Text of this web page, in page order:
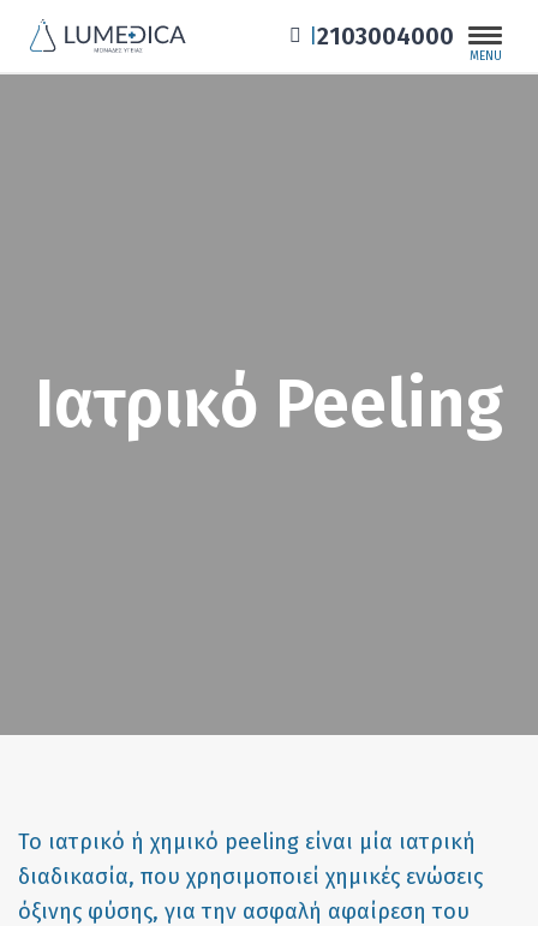
MENU
2103004000
Ιατρικό Peeling
Το ιατρικό ή χημικό peeling είναι μία ιατρική
διαδικασία, που χρησιμοποιεί χημικές ενώσεις
όξινης φύσης, για την ασφαλή αφαίρεση του